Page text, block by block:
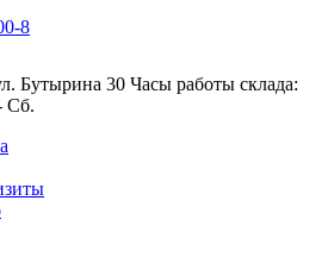
8
Бутырина 30 Часы работы склада:
Сб.